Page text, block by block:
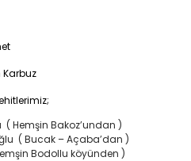
Hemşin Bakoz’undan )
( Bucak – Açaba’dan )
Bodollu köyünden )